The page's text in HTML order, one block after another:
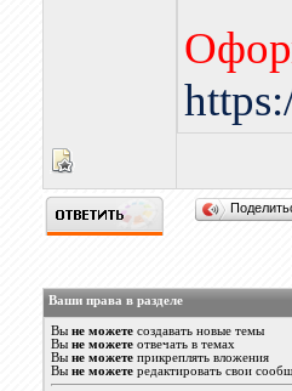
Ваши права в разделе
Вы не можетесоздавать новые темы
Вы не можетеотвечать в темах
Вы не можетеприкреплять вложения
Вы не можетередактировать свои